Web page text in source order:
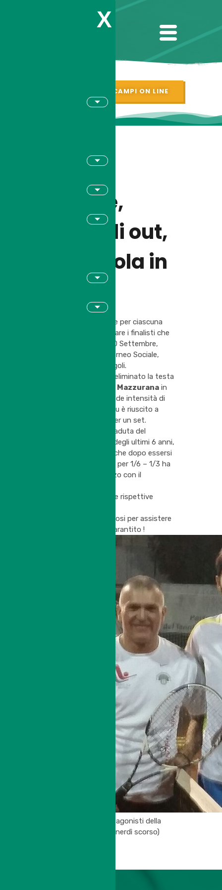
X
PRENOTAZIONI CAMPI ON LINE
Torneo
Sociale,
Bondioli out,
Budri vola in
Finale !
Ci sono volute tre ore per ciascuna
semifinale per decretare i finalisti che
stasera, mercoledi 30 Settembre,
chiuderanno il 47° Torneo Sociale,
Memorial Angelo Diegoli.
ha eliminato la testa
Massimo Mazzurana in
tre set, con una grande intensità di
gioco alla quale Mazzu è riuscito a
reggere solamente per un set.
Nell’altra semifinale caduta del
detentore del titolo degli ultimi 6 anni,
, che dopo essersi
portato in vantaggio per 1/6 – 1/3 ha
dovuto cedere al terzo con il
Onore ai finalisti per le rispettive
Vi aspettiamo numerosi per assistere
ad uno spettacolo garantito !
(Budri e Bondioli protagonisti della
semifinale giocata venerdì scorso)